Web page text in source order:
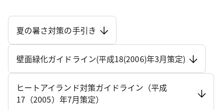
夏の暑さ対策の手引き
壁面緑化ガイドライン(平成18(2006)年3月策定)
ヒートアイランド対策ガイドライン（平成
17（2005）年7月策定）